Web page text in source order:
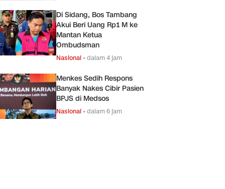
Di Sidang, Bos Tambang
Akui Beri Uang Rp1 M ke
Mantan Ketua
Ombudsman
Nasional •dalam 4 jam
Menkes Sedih Respons
Banyak Nakes Cibir Pasien
BPJS di Medsos
Nasional •dalam 6 jam